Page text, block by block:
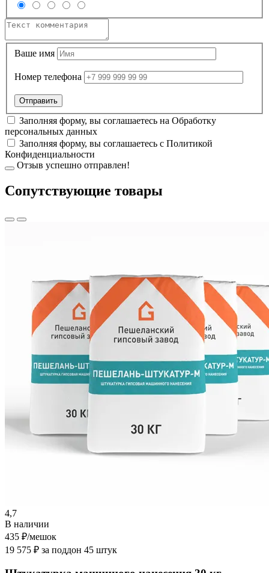
Ваше имя
Номер телефона
Заполняя форму, вы соглашаетесь на Обработку
персональных данных
Заполняя форму, вы соглашаетесь с Политикой
Конфиденциальности
Отзыв успешно отправлен!
Cопутствующие товары
4,7
В наличии
435 ₽/мешок
19 575 ₽ за поддон 45 штук